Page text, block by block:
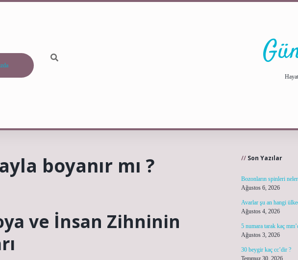
boyanır mı ?
ve İnsan Zihninin
Son Yazılar
Bozonların spinleri
Ağustos 6, 2026
Avarlar şu an hangi
Ağustos 4, 2026
5 numara tarak kaç
Ağustos 3, 2026
30 beygir kaç cc’dir ?
Temmuz 30, 2026